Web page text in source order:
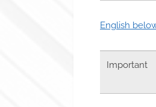
English
Important